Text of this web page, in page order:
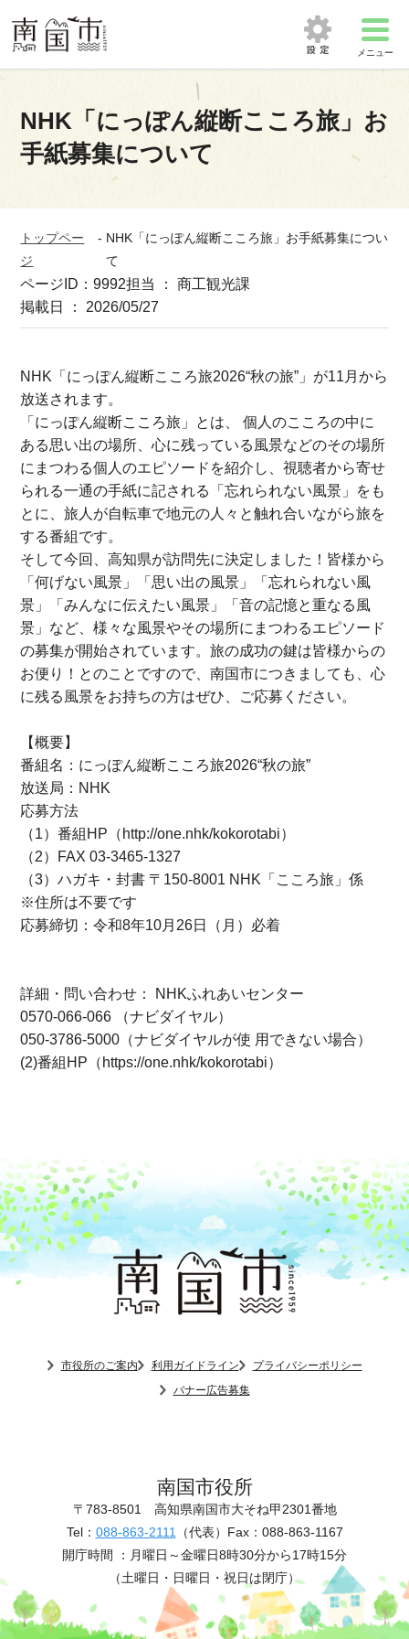
メニュー
NHK「にっぽん縦断こころ旅」お
手紙募集について
トップペー
ジ
- NHK「にっぽん縦断こころ旅」お手紙募集につい
て
ページID：9992担当 ： 商工観光課
掲載日 ： 2026/05/27
NHK「にっぽん縦断こころ旅2026“秋の旅”」が11月から
放送されます。
「にっぽん縦断こころ旅」とは、 個人のこころの中に
ある思い出の場所、心に残っている風景などのその場所
にまつわる個人のエピソードを紹介し、視聴者から寄せ
られる一通の手紙に記される「忘れられない風景」をも
とに、旅人が自転車で地元の人々と触れ合いながら旅を
する番組です。
そして今回、高知県が訪問先に決定しました！皆様から
「何げない風景」「思い出の風景」「忘れられない風
景」「みんなに伝えたい風景」「音の記憶と重なる風
景」など、様々な風景やその場所にまつわるエピソード
の募集が開始されています。旅の成功の鍵は皆様からの
お便り！とのことですので、南国市につきましても、心
に残る風景をお持ちの方はぜひ、ご応募ください。
【概要】
番組名：にっぽん縦断こころ旅2026“秋の旅”
放送局：NHK
応募方法
（1）番組HP（http://one.nhk/kokorotabi）
（2）FAX 03-3465-1327
（3）ハガキ・封書 〒150-8001 NHK「こころ旅」係
※住所は不要です
応募締切：令和8年10月26日（月）必着
詳細・問い合わせ： NHKふれあいセンター
0570-066-066 （ナビダイヤル）
050-3786-5000（ナビダイヤルが使 用できない場合）
(2)番組HP（https://one.nhk/kokorotabi）
市役所のご案内 利用ガイドライン
プライバシーポリシー
バナー広告募集
南国市役所
〒783-8501 高知県南国市大そね甲2301番地
Tel： 088-863-2111 （代表） Fax：088-863-1167
開庁時間 ： 月曜日～金曜日8時30分から17時15分
（土曜日・日曜日・祝日は閉庁）